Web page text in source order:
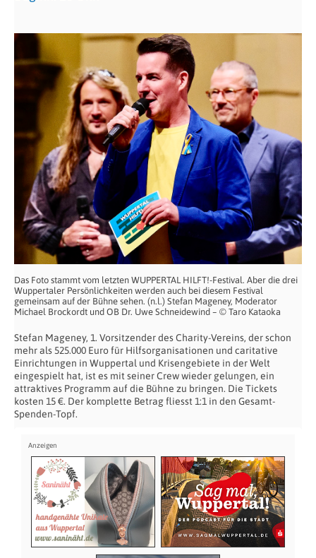
Das Foto stammt vom letzten WUPPERTAL HILFT!-Festival. Aber die drei
Wuppertaler Persönlichkeiten werden auch bei diesem Festival
gemeinsam auf der Bühne sehen. (n.l.) Stefan Mageney, Moderator
Michael Brockordt und OB Dr. Uwe Schneidewind – © Taro Kataoka
Stefan Mageney, 1. Vorsitzender des Charity-Vereins, der schon
mehr als 525.000 Euro für Hilfsorganisationen und caritative
Einrichtungen in Wuppertal und Krisengebiete in der Welt
eingespielt hat, ist es mit seiner Crew wieder gelungen, ein
attraktives Programm auf die Bühne zu bringen. Die Tickets
kosten 15 €. Der komplette Betrag fliesst 1:1 in den Gesamt-
Spenden-Topf.